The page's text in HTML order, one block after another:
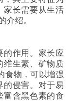
家长需要从生活
介绍。
作用。家长应
维生素、矿物质
食物，可以增强
的侵害。对于易
富含黑色素的食